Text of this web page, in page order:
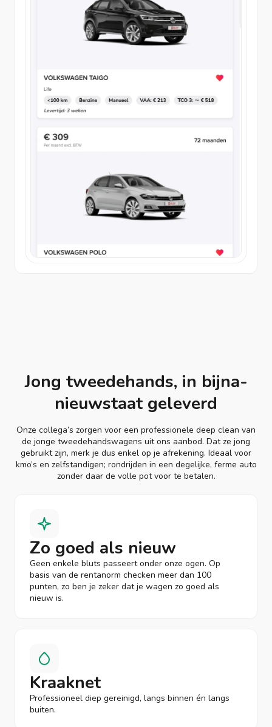
Jong tweedehands, in bijna-
nieuwstaat geleverd
Onze collega’s zorgen voor een professionele deep clean van
de jonge tweedehandswagens uit ons aanbod. Dat ze jong
gebruikt zijn, merk je dus enkel op je afrekening. Ideaal voor
kmo’s en zelfstandigen; rondrijden in een degelijke, ferme auto
zonder daar de volle pot voor te betalen.
Zo goed als nieuw
Geen enkele bluts passeert onder onze ogen. Op
basis van de rentanorm checken meer dan 100
punten, zo ben je zeker dat je wagen zo goed als
nieuw is.
Kraaknet
Professioneel diep gereinigd, langs binnen én langs
buiten.